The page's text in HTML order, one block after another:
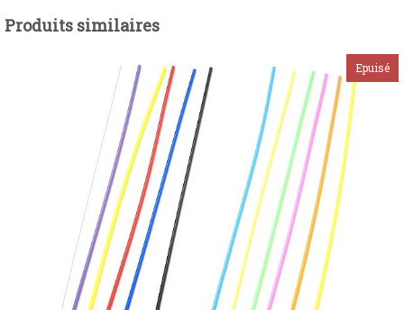
Produits similaires